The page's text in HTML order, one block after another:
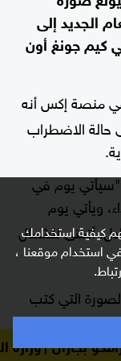
كيفية استخدامك
استخدام موقعنا ،
الجديد إلى
كيم جونغ أون
في منصة إكس أنه
حالة الاضطراب
"سيأتي يوم في
ويأتي يوم
أتمنى للشمال
التي كتب
في إشارة إلى
متحركة كوري
الطاقة